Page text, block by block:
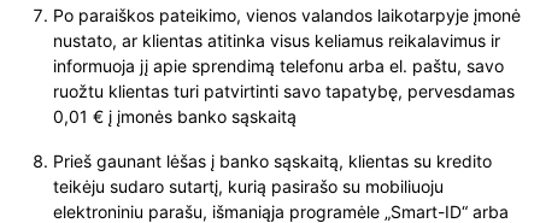
Po paraiškos pateikimo, vienos valandos laikotarpyje įmonė
nustato, ar klientas atitinka visus keliamus reikalavimus ir
informuoja jį apie sprendimą telefonu arba el. paštu, savo
ruožtu klientas turi patvirtinti savo tapatybę, pervesdamas
0,01 € į įmonės banko sąskaitą
Prieš gaunant lėšas į banko sąskaitą, klientas su kredito
teikėju sudaro sutartį, kurią pasirašo su mobiliuoju
elektroniniu parašu, išmaniąja programėle „Smart-ID“ arba